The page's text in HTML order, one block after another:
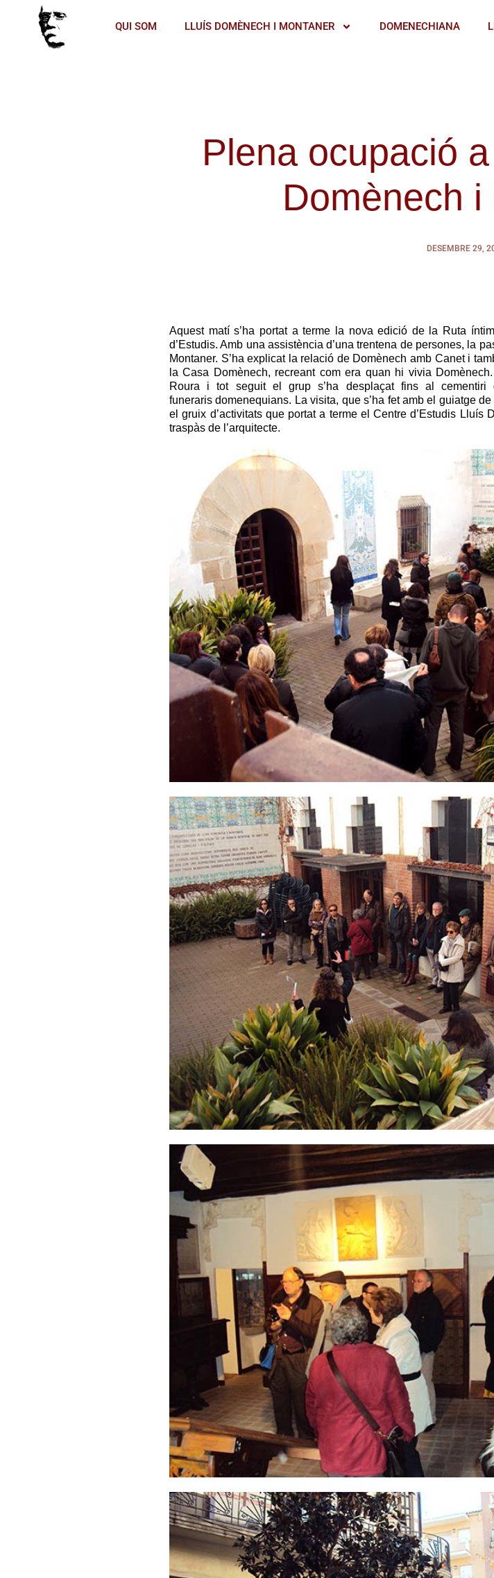
QUI SOM LLUÍS DOMÈNECH I MONTANER DOMENECHIANA
Plena ocupació
Domènech
DESEMBRE 29,
Aquest matí s’ha portat a terme la nova edició de la Ruta
d’Estudis. Amb una assistència d’una trentena de persones, la
Montaner. S’ha explicat la relació de Domènech amb Canet i
la Casa Domènech, recreant com era quan hi vivia
Roura i tot seguit el grup s’ha desplaçat fins al cementiri
funeraris domenequians. La visita, que s’ha fet amb el guiatge
el gruix d’activitats que portat a terme el Centre d’Estudis
traspàs de l’arquitecte.